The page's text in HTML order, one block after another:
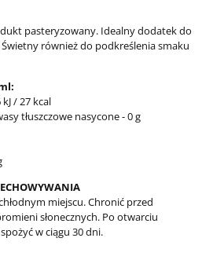
pasteryzowany. Idealny dodatek do
również do podkreślenia smaku
/ 27 kcal
tłuszczowe nasycone - 0 g
miejscu. Chronić przed
słonecznych. Po otwarciu
w ciągu 30 dni.